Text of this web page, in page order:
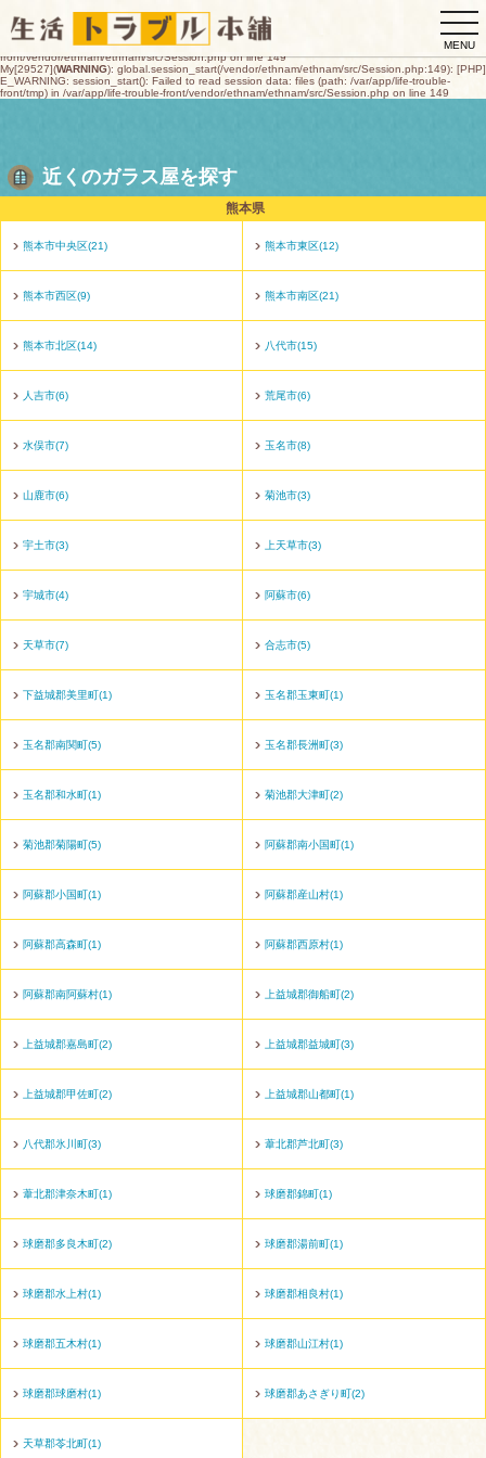
E_WARNING: session_start(): open(/var/app/life-trouble-
front/tmp/sess_1239dcfea2cbd84e018c6ed5b0eb72684ade97ddfd1142030192d79d25ecde2c,
O_RDWR) failed: デバイスに空き領域がありません (28) in /var/app/life-trouble-
front/vendor/ethnam/ethnam/src/Session.php on line 149
My[29527](WARNING): global.session_start(/vendor/ethnam/ethnam/src/Session.php:149): [PHP]
E_WARNING: session_start(): Failed to read session data: files (path: /var/app/life-trouble-
front/tmp) in /var/app/life-trouble-front/vendor/ethnam/ethnam/src/Session.php on line 149
MENU
近くのガラス屋を探す
熊本県
熊本市中央区(21) 熊本市東区(12)
熊本市西区(9) 熊本市南区(21)
熊本市北区(14) 八代市(15)
人吉市(6) 荒尾市(6)
水俣市(7) 玉名市(8)
山鹿市(6) 菊池市(3)
宇土市(3) 上天草市(3)
宇城市(4) 阿蘇市(6)
天草市(7) 合志市(5)
下益城郡美里町(1) 玉名郡玉東町(1)
玉名郡南関町(5) 玉名郡長洲町(3)
玉名郡和水町(1) 菊池郡大津町(2)
菊池郡菊陽町(5) 阿蘇郡南小国町(1)
阿蘇郡小国町(1) 阿蘇郡産山村(1)
阿蘇郡高森町(1) 阿蘇郡西原村(1)
阿蘇郡南阿蘇村(1) 上益城郡御船町(2)
上益城郡嘉島町(2) 上益城郡益城町(3)
上益城郡甲佐町(2) 上益城郡山都町(1)
八代郡氷川町(3) 葦北郡芦北町(3)
葦北郡津奈木町(1) 球磨郡錦町(1)
球磨郡多良木町(2) 球磨郡湯前町(1)
球磨郡水上村(1) 球磨郡相良村(1)
球磨郡五木村(1) 球磨郡山江村(1)
球磨郡球磨村(1) 球磨郡あさぎり町(2)
天草郡苓北町(1)